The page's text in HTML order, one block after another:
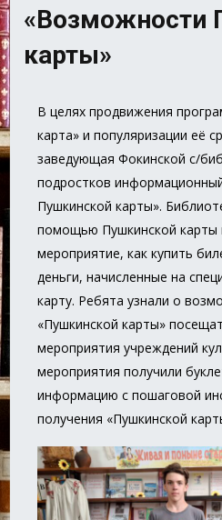
«Возможности
карты»
В целях продвижения
карта» и популяризации её
заведующая Фокинской с/
подростков
Пушкинской карты».
помощью Пушкинской карты
мероприятие, как купить
деньги, начисленные на
карту. Ребята узнали о
«Пушкинской карты»
мероприятия учреждений
мероприятия получили
информацию с пошаговой
получения «Пушкинской